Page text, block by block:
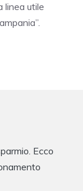
linea utile
Ecco